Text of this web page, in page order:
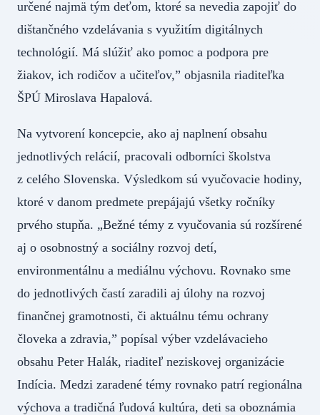
určené najmä tým deťom, ktoré sa nevedia zapojiť do
dištančného vzdelávania s využitím digitálnych
technológií. Má slúžiť ako pomoc a podpora pre
žiakov, ich rodičov a učiteľov,” objasnila riaditeľka
ŠPÚ Miroslava Hapalová.
Na vytvorení koncepcie, ako aj naplnení obsahu
jednotlivých relácií, pracovali odborníci školstva
z celého Slovenska. Výsledkom sú vyučovacie hodiny,
ktoré v danom predmete prepájajú všetky ročníky
prvého stupňa. „Bežné témy z vyučovania sú rozšírené
aj o osobnostný a sociálny rozvoj detí,
environmentálnu a mediálnu výchovu. Rovnako sme
do jednotlivých častí zaradili aj úlohy na rozvoj
finančnej gramotnosti, či aktuálnu tému ochrany
človeka a zdravia,” popísal výber vzdelávacieho
obsahu Peter Halák, riaditeľ neziskovej organizácie
Indícia. Medzi zaradené témy rovnako patrí regionálna
výchova a tradičná ľudová kultúra, deti sa oboznámia